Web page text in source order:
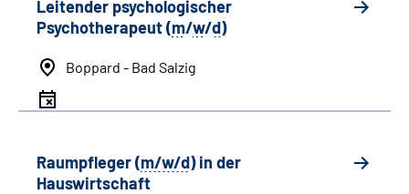
Leitender psychologischer
Psychotherapeut (m/w/d)
Boppard - Bad Salzig
Raumpfleger (m/w/d) in der
Hauswirtschaft